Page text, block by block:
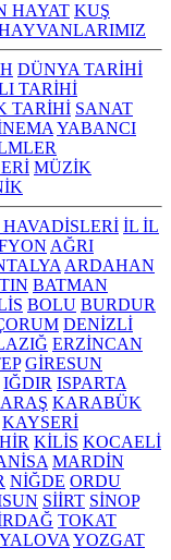
HAYAT KUŞ
DÜNYA TARİHİ
TARİHİ
TARİHİ SANAT
YABANCI
MÜZİK
İL İL
AĞRI
ARDAHAN
BATMAN
BOLU BURDUR
DENİZLİ
ERZİNCAN
GİRESUN
IĞDIR ISPARTA
KARABÜK
KAYSERİ
KİLİS KOCAELİ
MARDİN
NİĞDE ORDU
SİİRT SİNOP
TOKAT
YALOVA YOZGAT